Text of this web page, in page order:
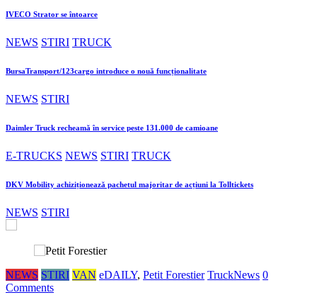
IVECO Strator se întoarce
NEWS STIRI TRUCK
BursaTransport/123cargo introduce o nouă funcționalitate
NEWS STIRI
Daimler Truck recheamă în service peste 131.000 de camioane
E-TRUCKS NEWS STIRI TRUCK
DKV Mobility achiziționează pachetul majoritar de acțiuni la Tolltickets
NEWS STIRI
NEWS STIRI VAN eDAILY, Petit Forestier TruckNews 0
Comments